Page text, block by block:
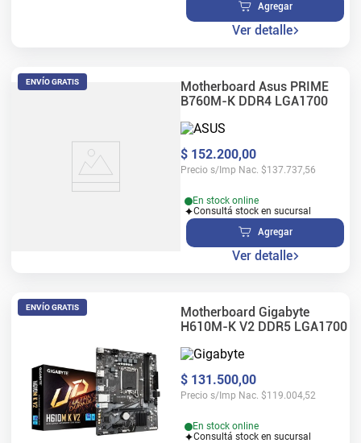
Agregar
Ver detalle
ENVÍO GRATIS
Motherboard Asus PRIME
B760M-K DDR4 LGA1700
$ 152.200,00
Precio s/Imp Nac. $137.737,56
En stock online
Consultá stock en sucursal
Agregar
Ver detalle
ENVÍO GRATIS
Motherboard Gigabyte
H610M-K V2 DDR5 LGA1700
$ 131.500,00
Precio s/Imp Nac. $119.004,52
En stock online
Consultá stock en sucursal